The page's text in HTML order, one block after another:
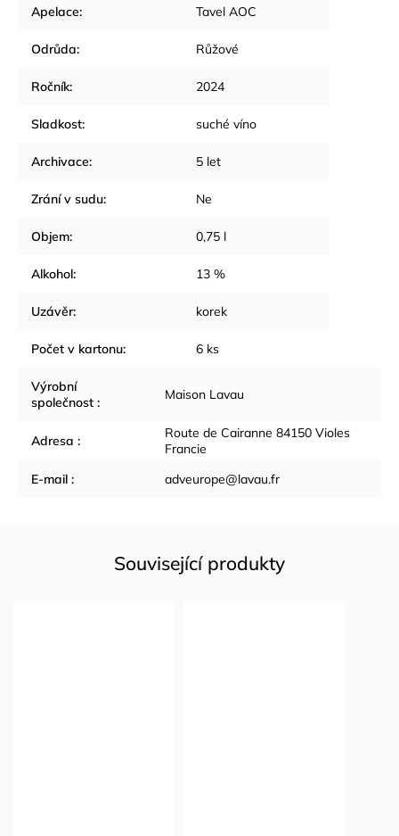
Apelace: Tavel AOC
Odrůda: Růžové
Ročník: 2024
Sladkost: suché víno
Archivace: 5 let
Zrání v sudu: Ne
Objem: 0,75 l
Alkohol: 13 %
Uzávěr: korek
Počet v kartonu: 6 ks
Výrobní
společnost : Maison Lavau
Adresa :
Route de Cairanne 84150 Violes
Francie
E-mail : adveurope@lavau.fr
Související produkty